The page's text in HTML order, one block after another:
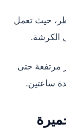
حيث تعمل
الكرشة.
مرتفعة حتى
ساعتين.